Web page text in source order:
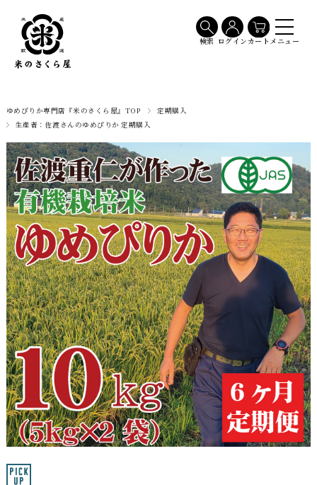
検索 ログイン カート メニュー
ゆめぴりか専門店『米のさくら屋』TOP
定期購入
生産者：佐渡さんのゆめぴりか 定期購入